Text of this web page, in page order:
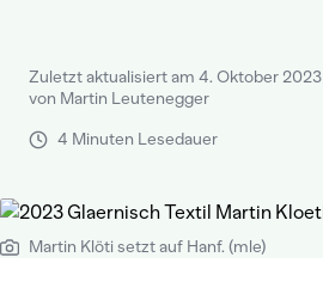
Zuletzt aktualisiert am 4. Oktober 2023
von Martin Leutenegger
4 Minuten Lesedauer
Martin Klöti setzt auf Hanf. (mle)